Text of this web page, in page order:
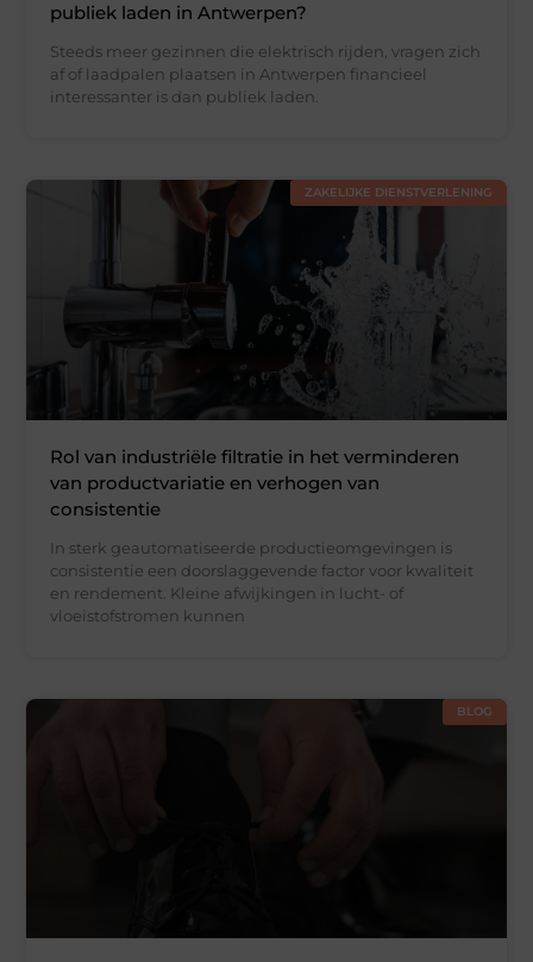
publiek laden in Antwerpen?
Steeds meer gezinnen die elektrisch rijden, vragen zich
af of laadpalen plaatsen in Antwerpen financieel
interessanter is dan publiek laden.
ZAKELIJKE DIENSTVERLENING
Rol van industriële filtratie in het verminderen
van productvariatie en verhogen van
consistentie
In sterk geautomatiseerde productieomgevingen is
consistentie een doorslaggevende factor voor kwaliteit
en rendement. Kleine afwijkingen in lucht- of
vloeistofstromen kunnen
BLOG